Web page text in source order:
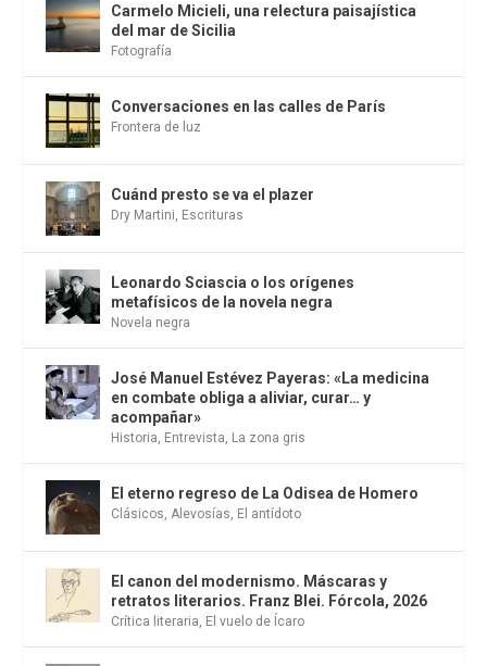
Carmelo Micieli, una relectura paisajística
del mar de Sicilia
Fotografía
Conversaciones en las calles de París
Frontera de luz
Cuánd presto se va el plazer
Dry Martini, Escrituras
Leonardo Sciascia o los orígenes
metafísicos de la novela negra
Novela negra
José Manuel Estévez Payeras: «La medicina
en combate obliga a aliviar, curar… y
acompañar»
Historia, Entrevista, La zona gris
El eterno regreso de La Odisea de Homero
Clásicos,Alevosías, El antídoto
El canon del modernismo. Máscaras y
retratos literarios. Franz Blei. Fórcola, 2026
Crítica literaria, El vuelo de Ícaro